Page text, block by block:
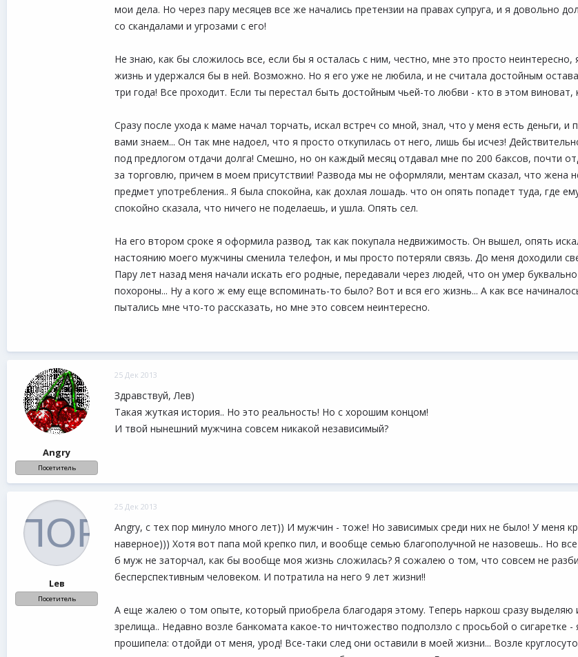
мои дела. Но через пару месяцев все же начались претензии на правах супруга, и я довольно
со скандалами и угрозами с его!
Не знаю, как бы сложилось все, если бы я осталась с ним, честно, мне это просто
жизнь и удержался бы в ней. Возможно. Но я его уже не любила, и не считала достойным
три года! Все проходит. Если ты перестал быть достойным чьей-то любви - кто в этом виноват,
Сразу после ухода к маме начал торчать, искал встреч со мной, знал, что у меня есть деньги,
вами знаем... Он так мне надоел, что я просто откупилась от него, лишь бы исчез!
под предлогом отдачи долга! Смешно, но он каждый месяц отдавал мне по 200 баксов, почти
за торговлю, причем в моем присутствии! Развода мы не оформляли, ментам сказал, что жена
предмет употребления.. Я была спокойна, как дохлая лошадь. что он опять попадет туда, где
спокойно сказала, что ничего не поделаешь, и ушла. Опять сел.
На его втором сроке я оформила развод, так как покупала недвижимость. Он вышел, опять
настоянию моего мужчины сменила телефон, и мы просто потеряли связь. До меня доходили
Пару лет назад меня начали искать его родные, передавали через людей, что он умер
похороны... Ну а кого ж ему еще вспоминать-то было? Вот и вся его жизнь... А как все
пытались мне что-то рассказать, но мне это совсем неинтересно.
Angry
Посетитель
25 Дек 2013
Здравствуй, Лев)
Такая жуткая история.. Но это реальность! Но с хорошим концом!
И твой нынешний мужчина совсем никакой независимый?
Lев
Посетитель
25 Дек 2013
Angry, с тех пор минуло много лет)) И мужчин - тоже! Но зависимых среди них не было! У меня
наверное))) Хотя вот папа мой крепко пил, и вообще семью благополучной не назовешь.. Но
б муж не заторчал, как бы вообще моя жизнь сложилась? Я сожалею о том, что совсем не
бесперспективным человеком. И потратила на него 9 лет жизни!!
А еще жалею о том опыте, который приобрела благодаря этому. Теперь наркош сразу выделяю
зрелища.. Недавно возле банкомата какое-то ничтожество подползло с просьбой о сигаретке
прошипела: отдойди от меня, урод! Все-таки след они оставили в моей жизни... Возле